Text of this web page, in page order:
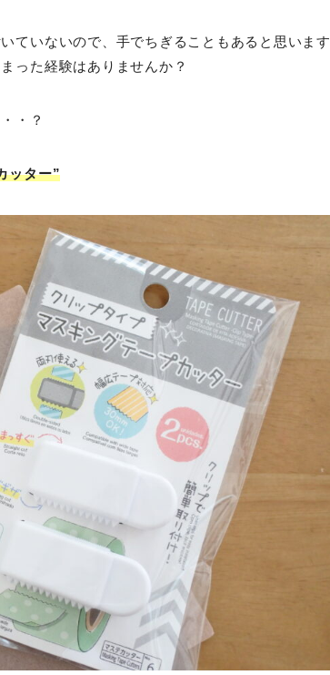
ていないので、手でちぎることもあると思います
った経験はありませんか？
・？
ッター”